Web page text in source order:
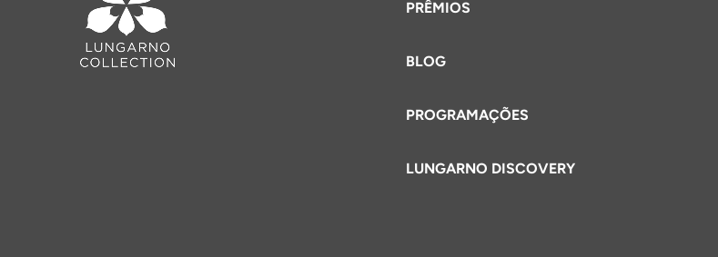
PRÊMIOS
BLOG
PROGRAMAÇÕES
LUNGARNO DISCOVERY